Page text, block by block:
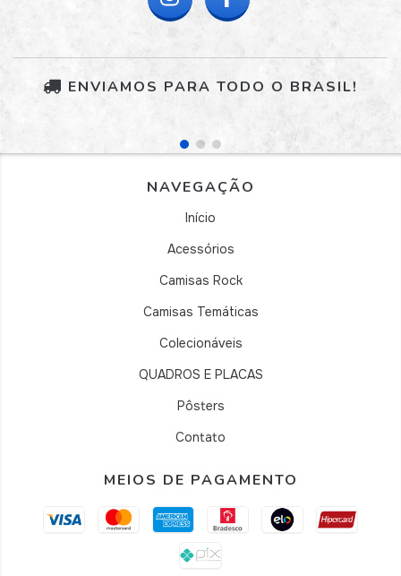
ENVIAMOS PARA TODO O BRASIL!
NAVEGAÇÃO
Início
Acessórios
Camisas Rock
Camisas Temáticas
Colecionáveis
QUADROS E PLACAS
Pôsters
Contato
MEIOS DE PAGAMENTO